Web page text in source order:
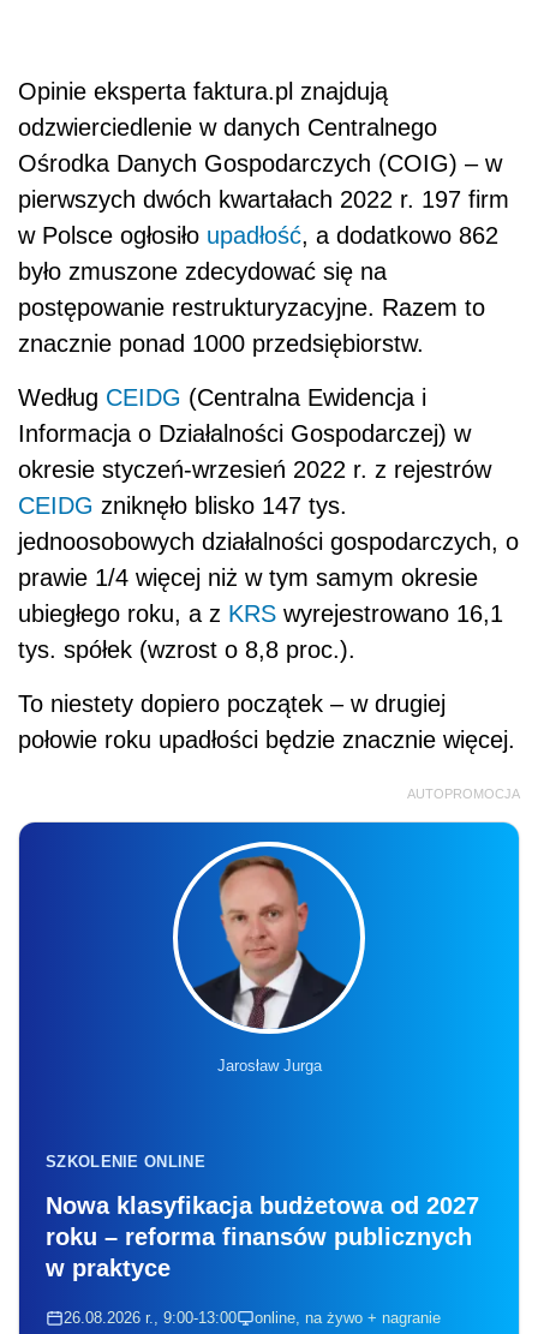
Opinie eksperta faktura.pl znajdują
odzwierciedlenie w danych Centralnego
Ośrodka Danych Gospodarczych (COIG) – w
pierwszych dwóch kwartałach 2022 r. 197 firm
w Polsce ogłosiło upadłość, a dodatkowo 862
było zmuszone zdecydować się na
postępowanie restrukturyzacyjne. Razem to
znacznie ponad 1000 przedsiębiorstw.
Według CEIDG (Centralna Ewidencja i
Informacja o Działalności Gospodarczej) w
okresie styczeń-wrzesień 2022 r. z rejestrów
CEIDG zniknęło blisko 147 tys.
jednoosobowych działalności gospodarczych, o
prawie 1/4 więcej niż w tym samym okresie
ubiegłego roku, a z KRS wyrejestrowano 16,1
tys. spółek (wzrost o 8,8 proc.).
To niestety dopiero początek – w drugiej
połowie roku upadłości będzie znacznie więcej.
AUTOPROMOCJA
Jarosław Jurga
SZKOLENIE ONLINE
Nowa klasyfikacja budżetowa od 2027
roku – reforma finansów publicznych
w praktyce
26.08.2026 r., 9:00-13:00 online, na żywo + nagranie